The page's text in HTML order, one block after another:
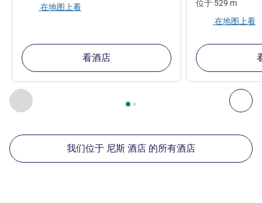
上一个 - 我们在附近的其他酒店 下
第 页，共 , 我们在附近的其他酒店 1 :, 我们在附近的
在地图上看
看酒店
位于 529 m
在地图上看
我们位于 尼斯 酒店 的所有酒店